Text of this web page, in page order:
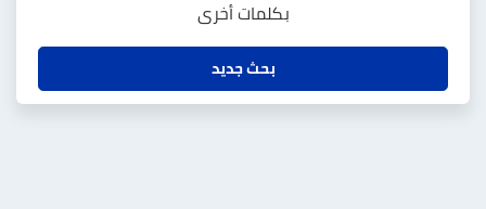
بكلمات أخرى
بحث جديد